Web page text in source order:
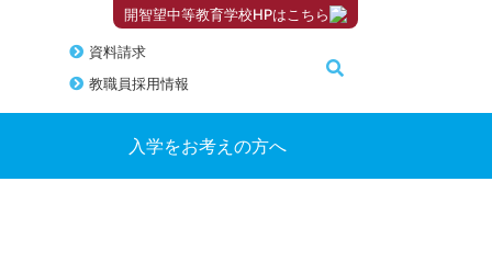
開智望中等教育学校HPはこちら
資料請求
教職員採用情報
入学をお考えの方へ